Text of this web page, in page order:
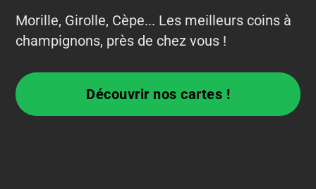
Morille, Girolle, Cèpe... Les meilleurs coins à
champignons, près de chez vous !
Découvrir nos cartes !